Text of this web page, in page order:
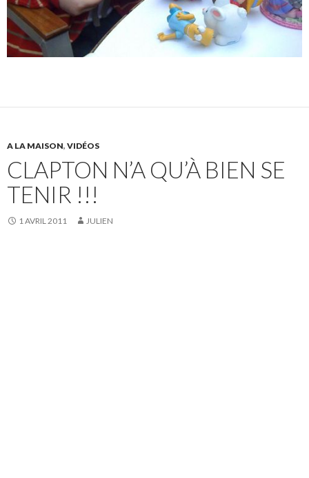
A LA MAISON, VIDÉOS
CLAPTON N’A QU’À BIEN SE
TENIR !!!
1 AVRIL 2011 JULIEN